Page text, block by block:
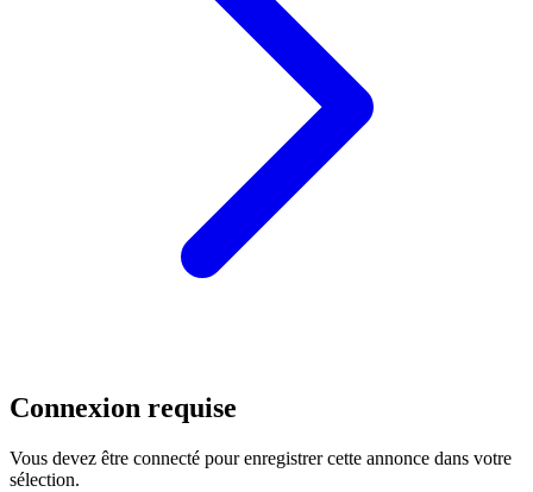
Connexion requise
Vous devez être connecté pour enregistrer cette annonce dans votre
sélection.